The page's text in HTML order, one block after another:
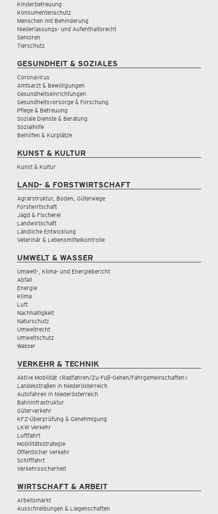
Kinderbetreuung
Konsumentenschutz
Menschen mit Behinderung
Niederlassungs- und Aufenthaltsrecht
Senioren
Tierschutz
GESUNDHEIT & SOZIALES
Coronavirus
Amtsarzt & Bewilligungen
Gesundheitseinrichtungen
Gesundheitsvorsorge & Forschung
Pflege & Betreuung
Soziale Dienste & Beratung
Sozialhilfe
Beihilfen & Kurplätze
KUNST & KULTUR
Kunst & Kultur
LAND- & FORSTWIRTSCHAFT
Agrarstruktur, Boden, Güterwege
Forstwirtschaft
Jagd & Fischerei
Landwirtschaft
Ländliche Entwicklung
Veterinär & Lebensmittelkontrolle
UMWELT & WASSER
Umwelt-, Klima- und Energiebericht
Abfall
Energie
Klima
Luft
Nachhaltigkeit
Naturschutz
Umweltrecht
Umweltschutz
Wasser
VERKEHR & TECHNIK
Aktive Mobilität (Radfahren/Zu-Fuß-Gehen/Fahrgemeinschaften)
Landesstraßen in Niederösterreich
Autofahren in Niederösterreich
Bahninfrastruktur
Güterverkehr
KFZ-Überprüfung & Genehmigung
LKW Verkehr
Luftfahrt
Mobilitätsstrategie
Öffentlicher Verkehr
Schifffahrt
Verkehrssicherheit
WIRTSCHAFT & ARBEIT
Arbeitsmarkt
Ausschreibungen & Liegenschaften